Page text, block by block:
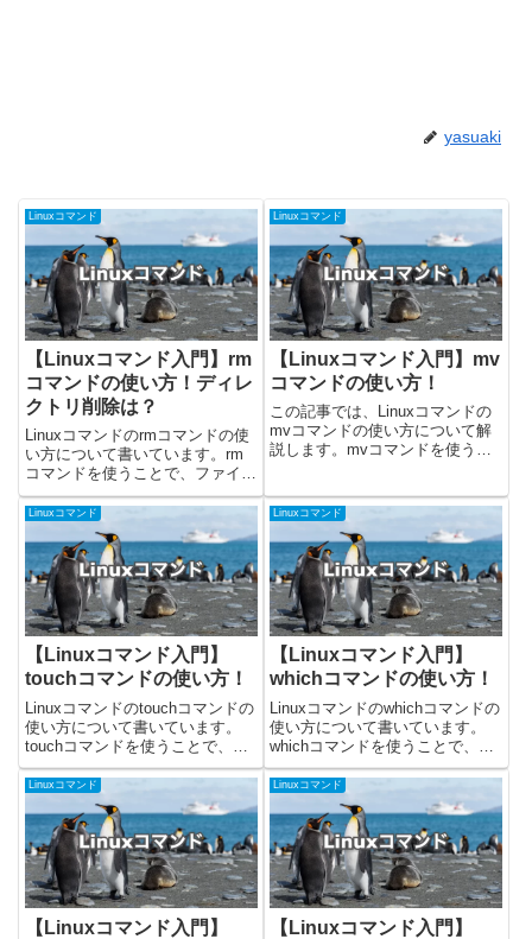
yasuaki
Linuxコマンド
【Linuxコマンド入門】rm
コマンドの使い方！ディレ
クトリ削除は？
Linuxコマンドのrmコマンドの使
い方について書いています。rm
コマンドを使うことで、ファイル
やディレクトリを削除することが
できます。今回載せているコマン
ドはUbuntuの22.04.2で確認しま
した！rmコマンドの使い方rmコ
マンドを使...
Linuxコマンド
【Linuxコマンド入門】mv
コマンドの使い方！
この記事では、Linuxコマンドの
mvコマンドの使い方について解
説します。mvコマンドを使うこ
ます。今回掲載しているコマンド
はUbuntu 24.04.1で確認しまし
た！mvコマン...
Linuxコマンド
【Linuxコマンド入門】
touchコマンドの使い方！
Linuxコマンドのtouchコマンドの
使い方について書いています。
touchコマンドを使うことで、フ
ァイルのタイムスタンプを変更す
ることができます。また、存在し
ないファイルパスを指定すると、
新しくファイルを作ってくれま
す。今回載せているコ...
Linuxコマンド
【Linuxコマンド入門】
whichコマンドの使い方！
Linuxコマンドのwhichコマンドの
使い方について書いています。
whichコマンドを使うことで、コ
マンドの実行パスを知ることがで
きます。今回載せているコマンド
はUbuntuの22.04.2で確認しまし
た！whichコマンドの使い方whi...
Linuxコマンド
【Linuxコマンド入門】
Linuxコマンド
【Linuxコマンド入門】